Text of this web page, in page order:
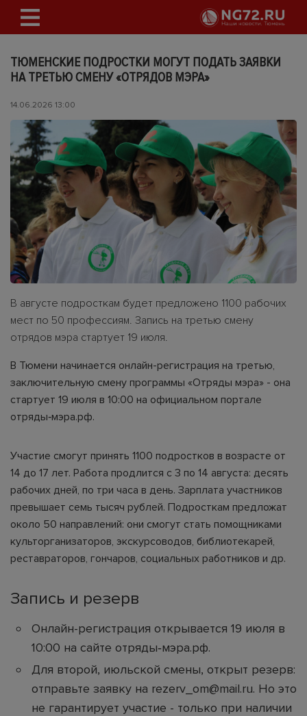
ТЮМЕНСКИЕ ПОДРОСТКИ МОГУТ ПОДАТЬ ЗАЯВКИ
НА ТРЕТЬЮ СМЕНУ «ОТРЯДОВ МЭРА»
14.06.2026 13:00
В августе подросткам будет предложено 1100 рабочих
мест по 50 профессиям. Запись на третью смену
отрядов мэра стартует 19 июля.
В Тюмени начинается онлайн-регистрация на третью,
заключительную смену программы «Отряды мэра» - она
стартует 19 июля в 10:00 на официальном портале
отряды‑мэра.рф.
Участие смогут принять 1100 подростков в возрасте от
14 до 17 лет. Работа продлится с 3 по 14 августа: десять
рабочих дней, по три часа в день. Зарплата участников
превышает семь тысяч рублей. Подросткам предложат
около 50 направлений: они смогут стать помощниками
культорганизаторов, экскурсоводов, библиотекарей,
реставраторов, гончаров, социальных работников и др.
Запись и резерв
Онлайн-регистрация открывается 19 июля в
10:00 на сайте отряды‑мэра.рф.
Для второй, июльской смены, открыт резерв:
отправьте заявку на rezerv_om@mail.ru. Но это
не гарантирует участие - только при наличии